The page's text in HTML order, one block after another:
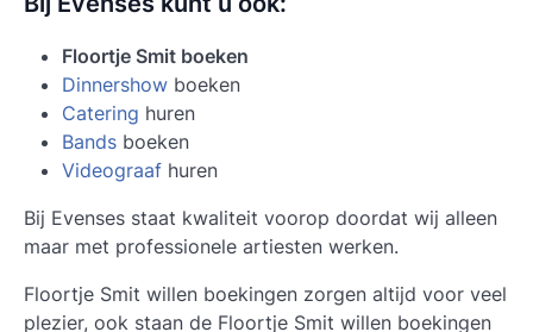
Floortje Smit boeken
Dinnershow boeken
Catering huren
Bands boeken
Videograaf huren
Bij Evenses staat kwaliteit voorop doordat wij alleen
maar met professionele artiesten werken.
Floortje Smit willen boekingen zorgen altijd voor veel
plezier, ook staan de Floortje Smit willen boekingen